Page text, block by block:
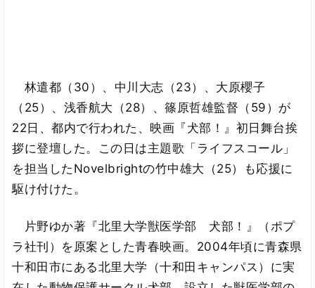
林遣都（30）、中川大志（23）、大原櫻子
（25）、浅香航大（28）、篠原哲雄監督（59）が
22日、都内で行われた、映画『犬部！』初日舞台挨
拶に登壇した。この日は主題歌「ライフスコール」
を担当したNovelbrightの竹中雄大（25）も応援に
駆け付けた。
片野ゆか著『北里大学獣医学部 犬部！』（ポプ
ラ社刊）を原案とした青春映画。2004年頃に青森県
十和田市にある北里大学（十和田キャンパス）に実